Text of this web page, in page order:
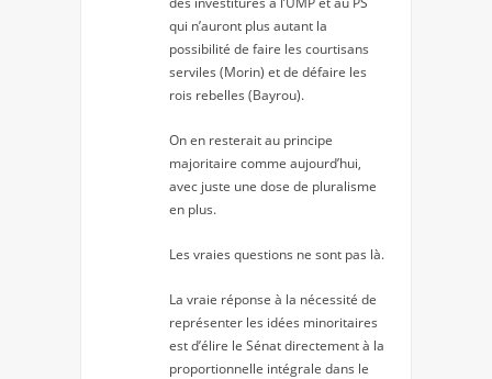
qui n’auront plus autant la
possibilité de faire les courtisans
serviles (Morin) et de défaire les
rois rebelles (Bayrou).
On en resterait au principe
majoritaire comme aujourd’hui,
avec juste une dose de pluralisme
en plus.
Les vraies questions ne sont pas là.
La vraie réponse à la nécessité de
représenter les idées minoritaires
est d’élire le Sénat directement à la
proportionnelle intégrale dans le